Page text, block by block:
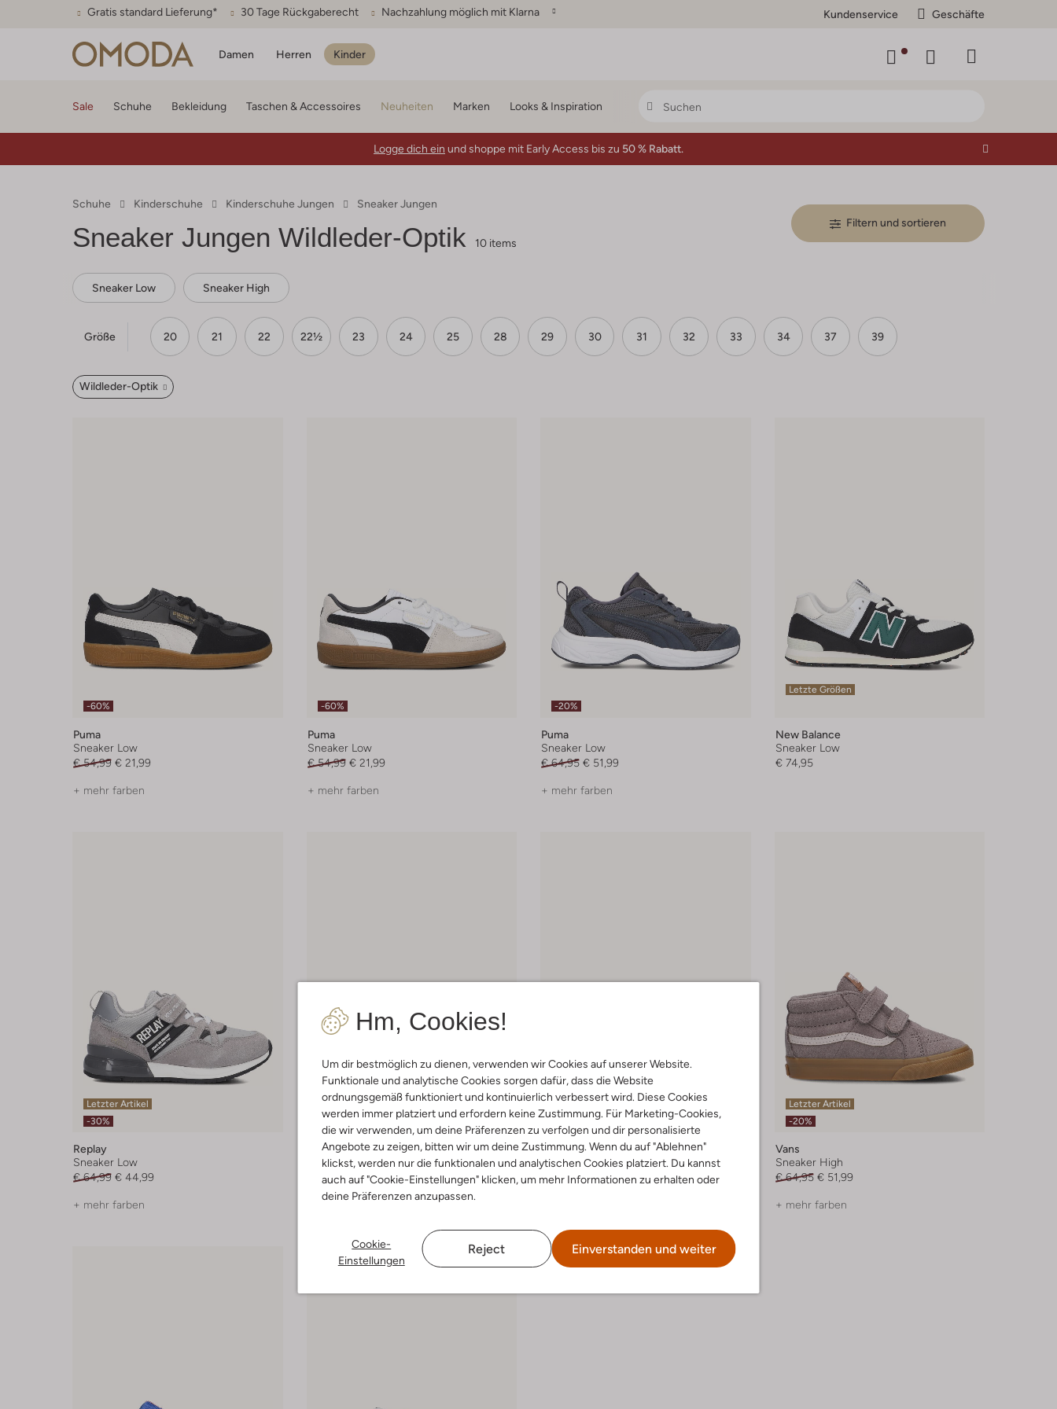
Gratis standard Lieferung* 30 Tage Rückgaberecht Nachzahlung möglich mit Klarna Kundenservice Geschäfte
Damen Herren Kinder
Hm, Cookies!
Um dir bestmöglich zu dienen, verwenden wir Cookies auf unserer Website.
Funktionale und analytische Cookies sorgen dafür, dass die Website
ordnungsgemäß funktioniert und kontinuierlich verbessert wird. Diese Cookies
werden immer platziert und erfordern keine Zustimmung. Für Marketing-Cookies,
die wir verwenden, um deine Präferenzen zu verfolgen und dir personalisierte
Angebote zu zeigen, bitten wir um deine Zustimmung. Wenn du auf "Ablehnen"
klickst, werden nur die funktionalen und analytischen Cookies platziert. Du kannst
auch auf "Cookie-Einstellungen" klicken, um mehr Informationen zu erhalten oder
deine Präferenzen anzupassen.
Cookie-
Einstellungen
Reject Einverstanden und weiter
Sale Schuhe Bekleidung Taschen & Accessoires Neuheiten Marken Looks & Inspiration
Logge dich ein und shoppe mit Early Access bis zu 50 % Rabatt.
Schuhe Kinderschuhe Kinderschuhe Jungen Sneaker Jungen
Sneaker Jungen Wildleder-Optik 10 items
Filtern und sortieren
Sneaker Low Sneaker High
Größe 20 21 22 22½ 23 24 25 28 29 30 31 32 33 34 37 39
Wildleder-Optik
-60%
Puma
Sneaker Low
€ 54,99 € 21,99
+ mehr farben
-60%
Puma
Sneaker Low
€ 54,99 € 21,99
+ mehr farben
-20%
Puma
Sneaker Low
€ 64,95 € 51,99
+ mehr farben
Letzte Größen
New Balance
Sneaker Low
€ 74,95
Letzter Artikel
-30%
Replay
Sneaker Low
€ 64,99 € 44,99
+ mehr farben
Letzter Artikel
New Balance
Sneaker Low
€ 64,95
Letzte Größen
-20%
Puma
Sneaker Low
€ 64,95 € 51,99
Letzter Artikel
-20%
Vans
Sneaker High
€ 64,95 € 51,99
+ mehr farben